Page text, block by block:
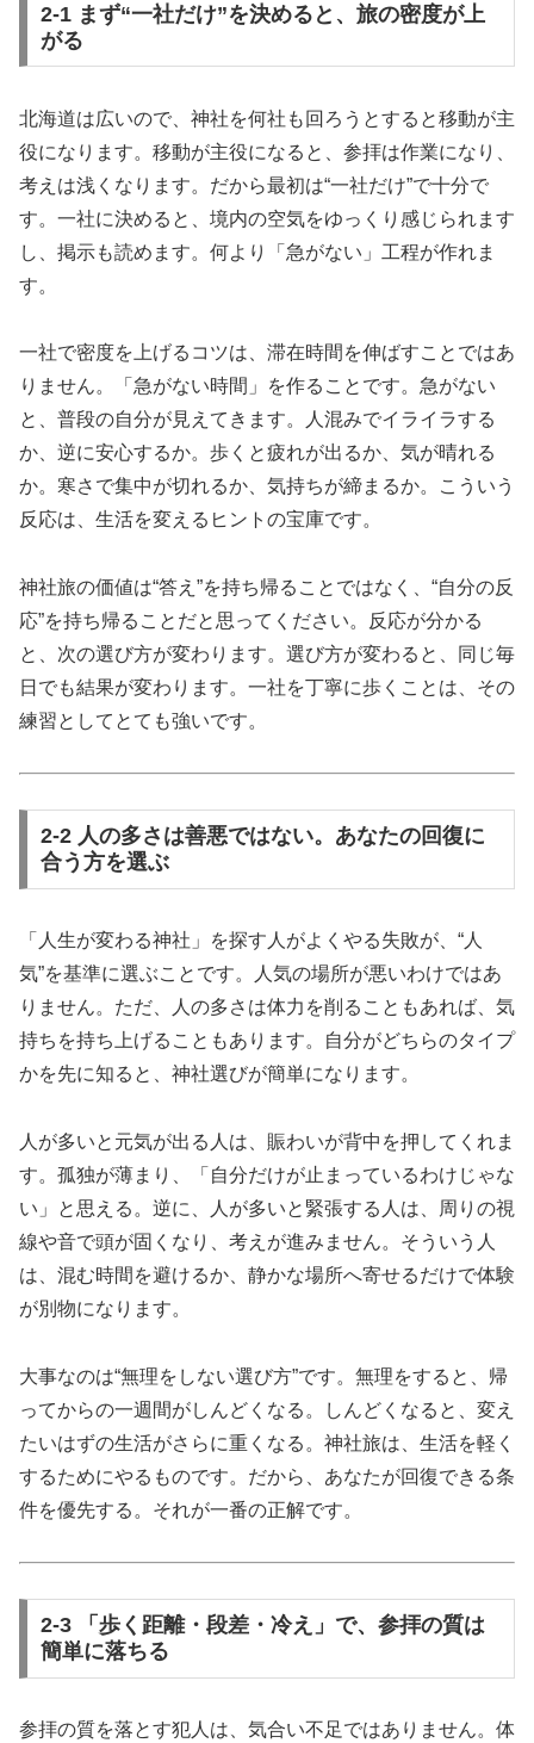
2-1 まず“一社だけ”を決めると、旅の密度が上
がる
北海道は広いので、神社を何社も回ろうとすると移動が主
役になります。移動が主役になると、参拝は作業になり、
考えは浅くなります。だから最初は“一社だけ”で十分で
す。一社に決めると、境内の空気をゆっくり感じられます
し、掲示も読めます。何より「急がない」工程が作れま
す。
一社で密度を上げるコツは、滞在時間を伸ばすことではあ
りません。「急がない時間」を作ることです。急がない
と、普段の自分が見えてきます。人混みでイライラする
か、逆に安心するか。歩くと疲れが出るか、気が晴れる
か。寒さで集中が切れるか、気持ちが締まるか。こういう
反応は、生活を変えるヒントの宝庫です。
神社旅の価値は“答え”を持ち帰ることではなく、“自分の反
応”を持ち帰ることだと思ってください。反応が分かる
と、次の選び方が変わります。選び方が変わると、同じ毎
日でも結果が変わります。一社を丁寧に歩くことは、その
練習としてとても強いです。
2-2 人の多さは善悪ではない。あなたの回復に
合う方を選ぶ
「人生が変わる神社」を探す人がよくやる失敗が、“人
気”を基準に選ぶことです。人気の場所が悪いわけではあ
りません。ただ、人の多さは体力を削ることもあれば、気
持ちを持ち上げることもあります。自分がどちらのタイプ
かを先に知ると、神社選びが簡単になります。
人が多いと元気が出る人は、賑わいが背中を押してくれま
す。孤独が薄まり、「自分だけが止まっているわけじゃな
い」と思える。逆に、人が多いと緊張する人は、周りの視
線や音で頭が固くなり、考えが進みません。そういう人
は、混む時間を避けるか、静かな場所へ寄せるだけで体験
が別物になります。
大事なのは“無理をしない選び方”です。無理をすると、帰
ってからの一週間がしんどくなる。しんどくなると、変え
たいはずの生活がさらに重くなる。神社旅は、生活を軽く
するためにやるものです。だから、あなたが回復できる条
件を優先する。それが一番の正解です。
2-3 「歩く距離・段差・冷え」で、参拝の質は
簡単に落ちる
参拝の質を落とす犯人は、気合い不足ではありません。体